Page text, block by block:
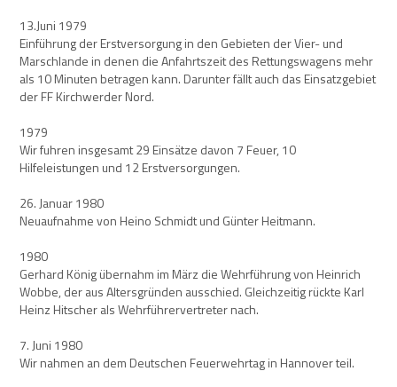
13.Juni 1979
Einführung der Erstversorgung in den Gebieten der Vier- und
Marschlande in denen die Anfahrtszeit des Rettungswagens mehr
als 10 Minuten betragen kann. Darunter fällt auch das Einsatzgebiet
der FF Kirchwerder Nord.
1979
Wir fuhren insgesamt 29 Einsätze davon 7 Feuer, 10
Hilfeleistungen und 12 Erstversorgungen.
26. Januar 1980
Neuaufnahme von Heino Schmidt und Günter Heitmann.
1980
Gerhard König übernahm im März die Wehrführung von Heinrich
Wobbe, der aus Altersgründen ausschied. Gleichzeitig rückte Karl
Heinz Hitscher als Wehrführervertreter nach.
7. Juni 1980
Wir nahmen an dem Deutschen Feuerwehrtag in Hannover teil.